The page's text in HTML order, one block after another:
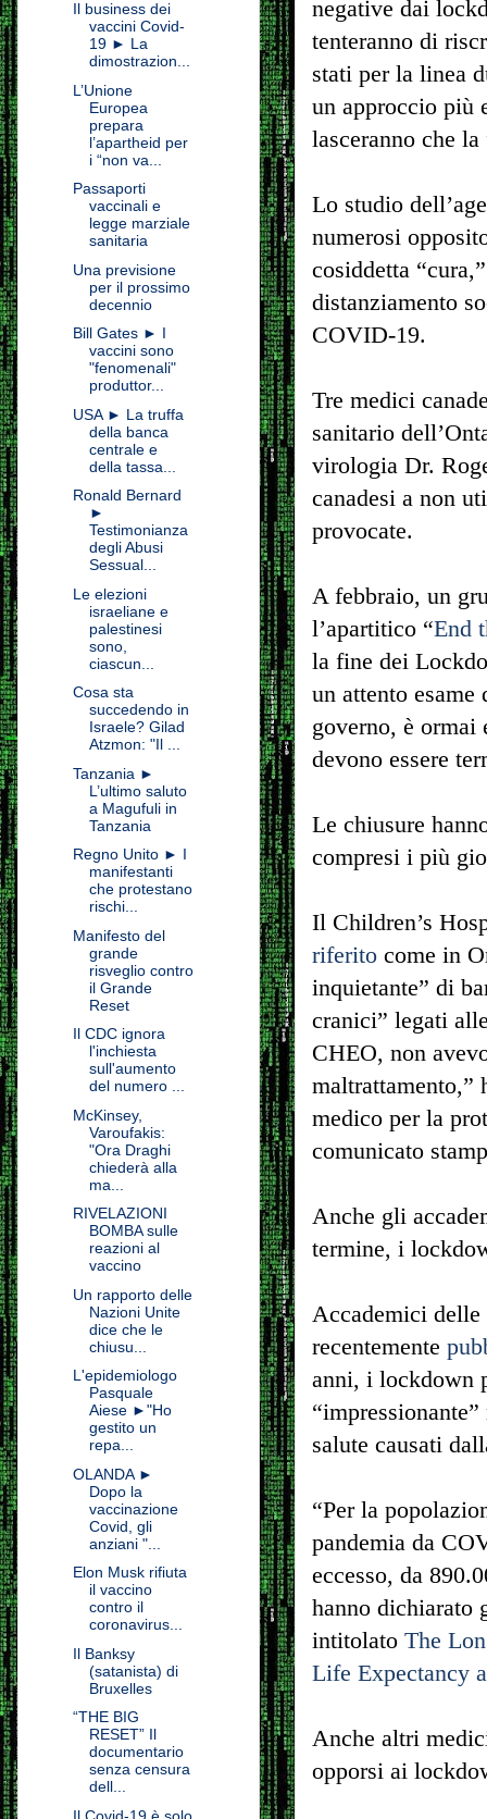
negative dai
tenteranno di
stati per la linea
un approccio più
lasceranno che
Lo studio
numerosi
cosiddetta
distanziamento
COVID-19.
Tre medici
sanitario
virologia Dr.
canadesi a non
provocate.
A febbraio, un
l’apartitico “End
la fine dei
un attento
governo, è ormai
devono essere
Le chiusure
compresi i più
Il Children’s
riferito come in
inquietante” di
cranici” legati
CHEO, non
maltrattamento,”
medico per la
comunicato
Anche gli
termine, i
Accademici
recentemente
anni, i lockdown
salute causati
“Per la
pandemia da
eccesso, da
hanno dichiarato
intitolato The
Life Expectancy
Anche altri
opporsi ai
Il business dei
vaccini Covid-
19 ► La
dimostrazion...
L’Unione
Europea
prepara
l’apartheid per
i “non va...
Passaporti
vaccinali e
legge marziale
sanitaria
Una previsione
per il prossimo
decennio
Bill Gates ► I
vaccini sono
"fenomenali"
produttor...
USA ► La truffa
della banca
centrale e
della tassa...
Ronald Bernard
►
Testimonianza
degli Abusi
Sessual...
Le elezioni
israeliane e
palestinesi
sono,
ciascun...
Cosa sta
succedendo in
Israele? Gilad
Atzmon: "Il ...
Tanzania ►
L’ultimo saluto
a Magufuli in
Tanzania
Regno Unito ► I
manifestanti
che protestano
rischi...
Manifesto del
grande
risveglio contro
il Grande
Reset
Il CDC ignora
l'inchiesta
sull'aumento
del numero ...
McKinsey,
Varoufakis:
"Ora Draghi
chiederà alla
ma...
RIVELAZIONI
BOMBA sulle
reazioni al
vaccino
Un rapporto delle
Nazioni Unite
dice che le
chiusu...
L'epidemiologo
Pasquale
Aiese ►"Ho
gestito un
repa...
OLANDA ►
Dopo la
vaccinazione
Covid, gli
anziani "...
Elon Musk rifiuta
il vaccino
contro il
coronavirus...
Il Banksy
(satanista) di
Bruxelles
“THE BIG
RESET” Il
documentario
senza censura
dell...